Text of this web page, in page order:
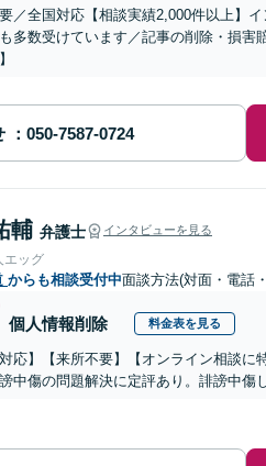
／全国対応【相談実績2,000件以上】
多数受けています／記事の削除・損害
輔 弁護士 インタビューを見る
エッグ
からも相談受付中面談方法(対面・電話
個人情報削除 料金表を見る
対応】【来所不要】【オンライン相談
中傷の問題解決に定評あり。誹謗中傷